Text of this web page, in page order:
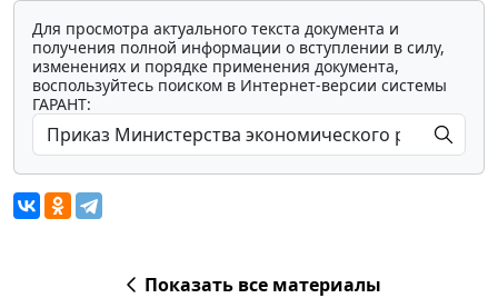
Для просмотра актуального текста документа и
получения полной информации о вступлении в силу,
изменениях и порядке применения документа,
воспользуйтесь поиском в Интернет-версии системы
ГАРАНТ:
Показать все материалы